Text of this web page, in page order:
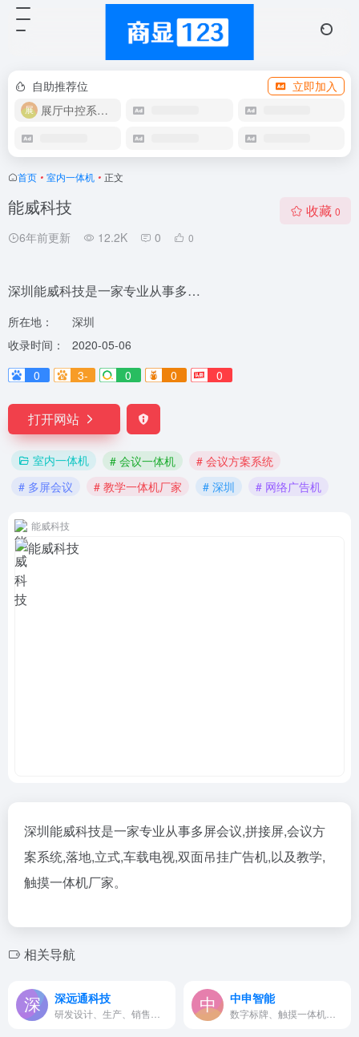
自助推荐位
立即加入
展厅中控系统OEM
首页 • 室内一体机 • 正文
能威科技
6年前更新 12.2K 0 0
收藏 0
深圳能威科技是一家专业从事多…
所在地：
深圳
收录时间：
2020-05-06
0
3- 0 0 0
打开网站
室内一体机 # 会议一体机
# 会议方案系统
# 多屏会议
# 教学一体机厂家 # 深圳 # 网络广告机
能威科技
深圳能威科技是一家专业从事多屏会议,拼接屏,会议方
案系统,落地,立式,车载电视,双面吊挂广告机,以及教学,
触摸一体机厂家。
相关导航
深远通科技 中申智能